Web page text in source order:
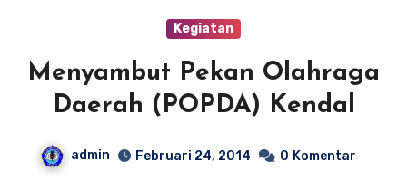
Kegiatan
Menyambut Pekan Olahraga
Daerah (POPDA) Kendal
admin Februari 24, 2014 0 Komentar